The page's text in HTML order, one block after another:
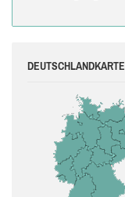
DEUTSCHLANDKARTE